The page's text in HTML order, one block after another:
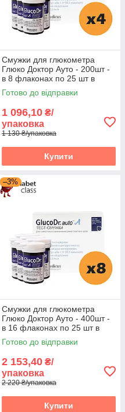
Смужки для глюкометра
Глюко Доктор Ауто - 200шт -
в 8 флаконах по 25 шт в
упаковці
Готово до відправки
1 096,10 ₴/
упаковка
1 130 ₴/упаковка
Купити
–3%
Смужки для глюкометра
Глюко Доктор Ауто - 400шт -
в 16 флаконах по 25 шт в
упаковці
Готово до відправки
2 153,40 ₴/
упаковка
2 220 ₴/упаковка
Купити